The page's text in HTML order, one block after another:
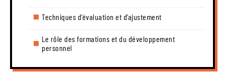
Techniques d’évaluation et d’ajustement
Le rôle des formations et du développement
personnel